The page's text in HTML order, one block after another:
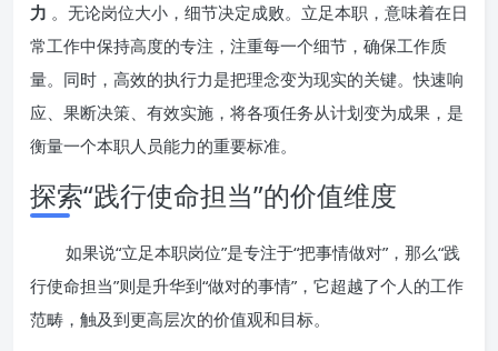
力 。无论岗位大小，细节决定成败。立足本职，意味着在日
常工作中保持高度的专注，注重每一个细节，确保工作质
量。同时，高效的执行力是把理念变为现实的关键。快速响
应、果断决策、有效实施，将各项任务从计划变为成果，是
衡量一个本职人员能力的重要标准。
探索“践行使命担当”的价值维度
如果说“立足本职岗位”是专注于“把事情做对”，那么“践
行使命担当”则是升华到“做对的事情”，它超越了个人的工作
范畴，触及到更高层次的价值观和目标。